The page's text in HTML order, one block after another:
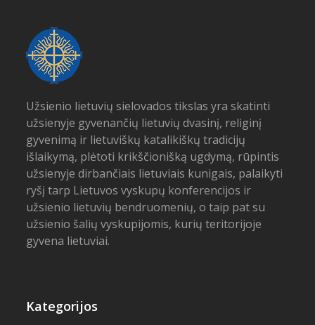
Užsienio lietuvių sielovados tikslas yra skatinti
užsienyje gyvenančių lietuvių dvasinį, religinį
gyvenimą ir lietuviškų katalikiškų tradicijų
išlaikymą, plėtoti krikščionišką ugdymą, rūpintis
užsienyje dirbančiais lietuviais kunigais, palaikyti
ryšį tarp Lietuvos vyskupų konferencijos ir
užsienio lietuvių bendruomenių, o taip pat su
užsienio šalių vyskupijomis, kurių teritorijoje
gyvena lietuviai.
Kategorijos